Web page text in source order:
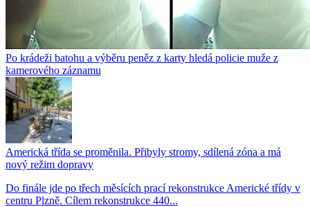
Po krádeži batohu a výběru peněz z karty hledá policie muže z
kamerového záznamu
Americká třída se proměnila. Přibyly stromy, sdílená zóna a má
nový režim dopravy
Do finále jde po třech měsících prací rekonstrukce Americké třídy v
centru Plzně. Cílem rekonstrukce 440...